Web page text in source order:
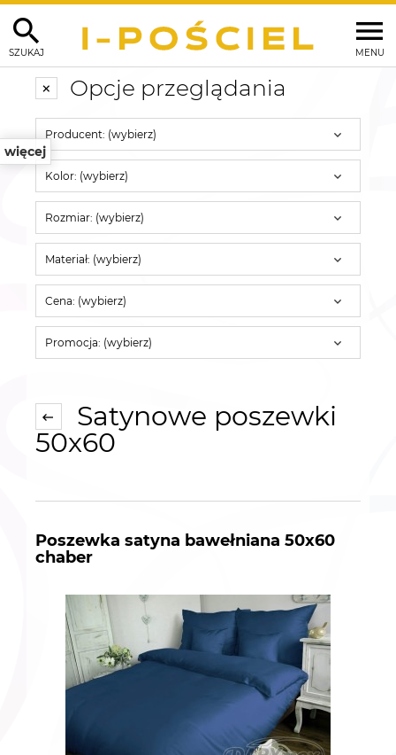
MENU
SZUKAJ
więcej
Opcje przeglądania
Producent: (wybierz)
Kolor: (wybierz)
Rozmiar: (wybierz)
Materiał: (wybierz)
Cena: (wybierz)
Promocja: (wybierz)
Satynowe poszewki
50x60
Poszewka satyna bawełniana 50x60
chaber